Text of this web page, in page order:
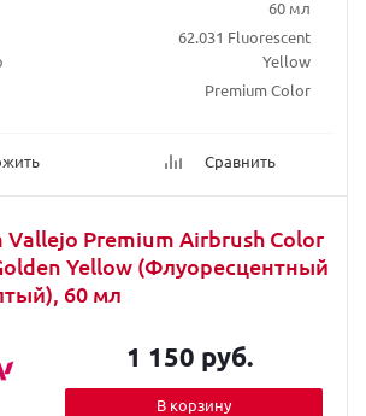
60 мл
62.031 Fluorescent
Yellow
Premium Color
Сравнить
Vallejo Premium Airbrush Color
Yellow (Флуоресцентный
60 мл
1 150 руб.
В корзину